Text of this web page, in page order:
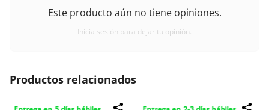
Este producto aún no tiene opiniones.
Inicia sesión para dejar tu opinión.
Productos relacionados